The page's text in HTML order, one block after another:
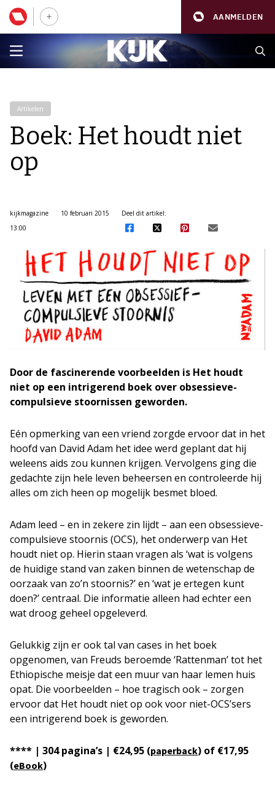
AANMELDEN
Artikelen
Boek: Het houdt niet
op
kijkmagazine
10 februari 2015
13:00
Deel dit artikel:
Door de fascinerende voorbeelden is Het houdt
niet op een intrigerend boek over obsessieve-
compulsieve stoornissen geworden.
Eén opmerking van een vriend zorgde ervoor dat in het
hoofd van David Adam het idee werd geplant dat hij
weleens aids zou kunnen krijgen. Vervolgens ging die
gedachte zijn hele leven beheersen en controleerde hij
alles om zich heen op mogelijk besmet bloed.
Adam leed – en in zekere zin lijdt – aan een obsessieve-
compulsieve stoornis (OCS), het onderwerp van Het
houdt niet op. Hierin staan vragen als ‘wat is volgens
de huidige stand van zaken binnen de wetenschap de
oorzaak van zo’n stoornis?’ en ‘wat je ertegen kunt
doen?’ centraal. Die informatie alleen had echter een
wat droog geheel opgeleverd.
Gelukkig zijn er ook tal van cases in het boek
opgenomen, van Freuds beroemde ‘Rattenman’ tot het
Ethiopische meisje dat een muur van haar lemen huis
opat. Die voorbeelden – hoe tragisch ook – zorgen
ervoor dat Het houdt niet op ook voor niet-OCS’sers
een intrigerend boek is geworden.
**** | 304 pagina’s | €24,95 (paperback) of €17,95
(eBook)